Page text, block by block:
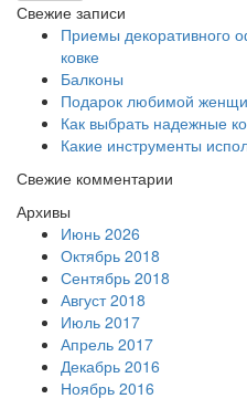
Свежие записи
Приемы декоративного
ковке
Балконы
Подарок любимой
Как выбрать надежные
Какие инструменты
Свежие комментарии
Архивы
Июнь 2026
Октябрь 2018
Сентябрь 2018
Август 2018
Июль 2017
Апрель 2017
Декабрь 2016
Ноябрь 2016